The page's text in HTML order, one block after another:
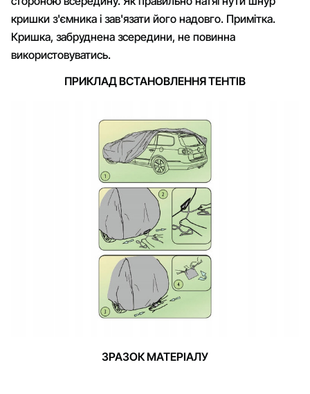
кришки з'ємника і зав'язати його надовго. Примітка.
Кришка, забруднена зсередини, не повинна
використовуватись.
ПРИКЛАД ВСТАНОВЛЕННЯ ТЕНТІВ
ЗРАЗОК МАТЕРІАЛУ